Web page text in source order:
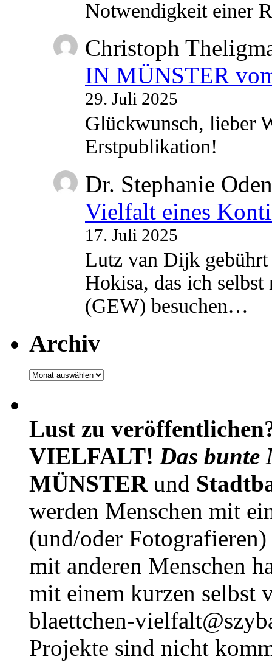
Notwendigkeit einer
Christoph
IN MÜNSTER
29. Juli 2025
Glückwunsch, lieber
Erstpublikation!
Dr. Stephanie
Vielfalt eines
17. Juli 2025
Lutz van Dijk
Hokisa, das ich
(GEW) besuchen…
Archiv
Archiv
Lust zu
VIELFALT! Das bunte
MÜNSTERund
werden Menschen mit
(und/oder
mit anderen Menschen
mit einem kurzen selbst
blaettchen-
Projekte sind nicht